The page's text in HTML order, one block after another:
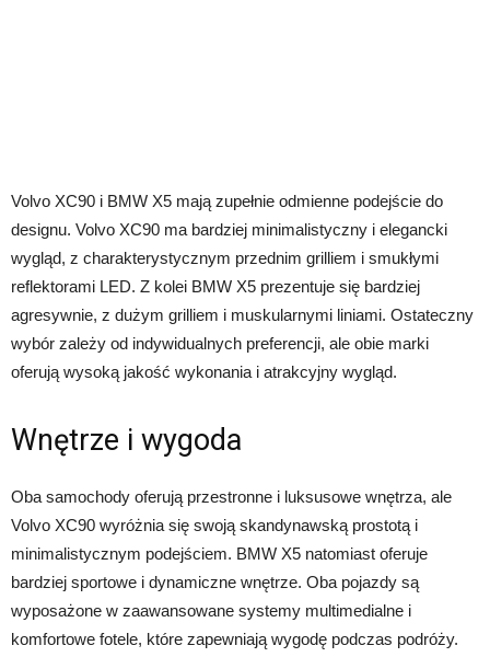
Volvo XC90 i BMW X5 mają zupełnie odmienne podejście do
designu. Volvo XC90 ma bardziej minimalistyczny i elegancki
wygląd, z charakterystycznym przednim grilliem i smukłymi
reflektorami LED. Z kolei BMW X5 prezentuje się bardziej
agresywnie, z dużym grilliem i muskularnymi liniami. Ostateczny
wybór zależy od indywidualnych preferencji, ale obie marki
oferują wysoką jakość wykonania i atrakcyjny wygląd.
Wnętrze i wygoda
Oba samochody oferują przestronne i luksusowe wnętrza, ale
Volvo XC90 wyróżnia się swoją skandynawską prostotą i
minimalistycznym podejściem. BMW X5 natomiast oferuje
bardziej sportowe i dynamiczne wnętrze. Oba pojazdy są
wyposażone w zaawansowane systemy multimedialne i
komfortowe fotele, które zapewniają wygodę podczas podróży.